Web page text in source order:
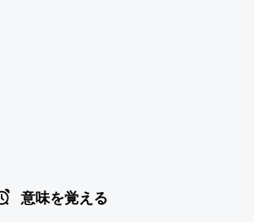
意味を覚える